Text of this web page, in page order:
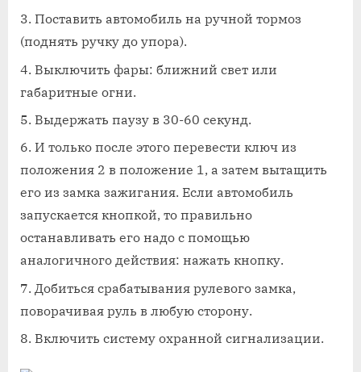
Поставить автомобиль на ручной тормоз
(поднять ручку до упора).
Выключить фары: ближний свет или
габаритные огни.
Выдержать паузу в 30-60 секунд.
И только после этого перевести ключ из
положения 2 в положение 1, а затем вытащить
его из замка зажигания. Если автомобиль
запускается кнопкой, то правильно
останавливать его надо с помощью
аналогичного действия: нажать кнопку.
Добиться срабатывания рулевого замка,
поворачивая руль в любую сторону.
Включить систему охранной сигнализации.